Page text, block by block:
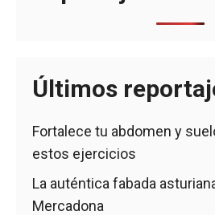
Últimos
Fortalece tu abdomen y
estos ejercicios
La auténtica fabada
Mercadona